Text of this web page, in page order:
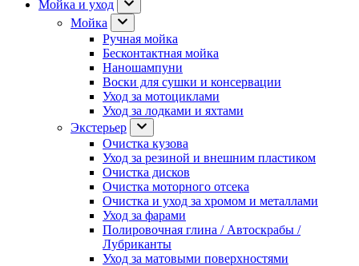
Мойка и уход
Мойка
Ручная мойка
Бесконтактная мойка
Наношампуни
Воски для сушки и консервации
Уход за мотоциклами
Уход за лодками и яхтами
Экстерьер
Очистка кузова
Уход за резиной и внешним пластиком
Очистка дисков
Очистка моторного отсека
Очистка и уход за хромом и металлами
Уход за фарами
Полировочная глина / Автоскрабы /
Лубриканты
Уход за матовыми поверхностями